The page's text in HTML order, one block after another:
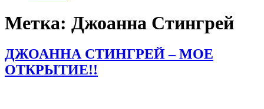
Метка: Джоанна Стингрей
ДЖОАННА СТИНГРЕЙ – МОЕ
ОТКРЫТИЕ!!